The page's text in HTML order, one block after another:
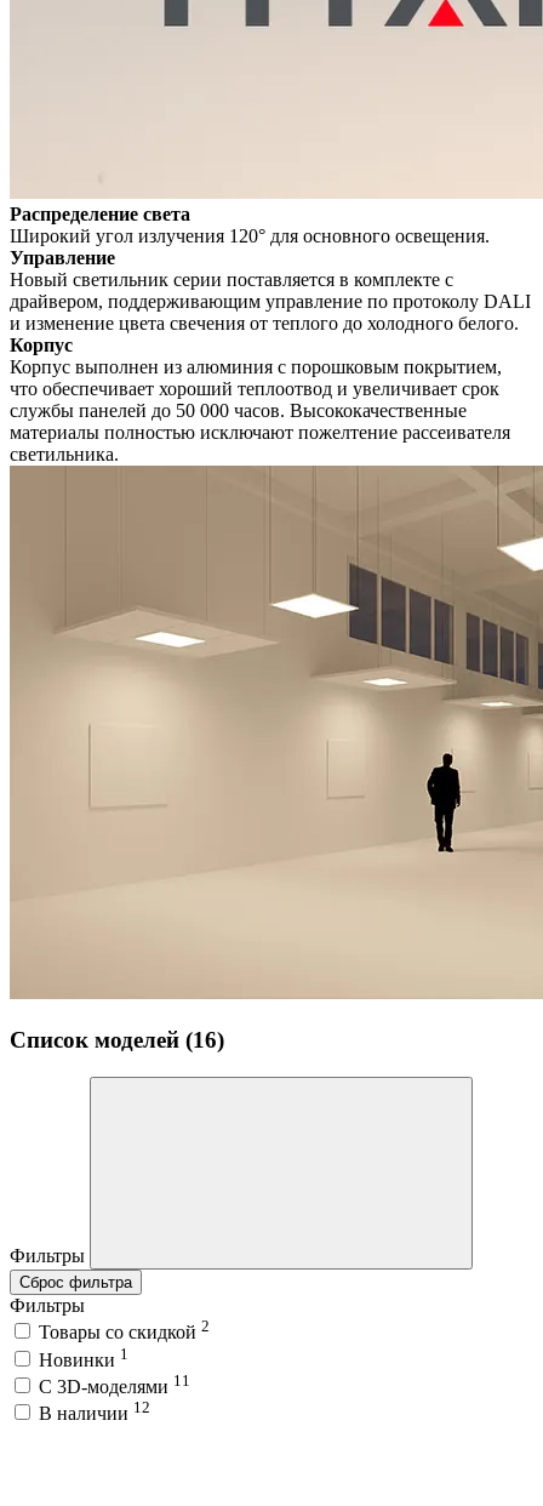
Распределение света
Широкий угол излучения 120° для основного освещения.
Управление
Новый светильник серии поставляется в комплекте с
драйвером, поддерживающим управление по протоколу DALI
и изменение цвета свечения от теплого до холодного белого.
Корпус
Корпус выполнен из алюминия с порошковым покрытием,
что обеспечивает хороший теплоотвод и увеличивает срок
службы панелей до 50 000 часов. Высококачественные
материалы полностью исключают пожелтение рассеивателя
светильника.
Список моделей (16)
Фильтры
Сброс фильтра
Фильтры
Товары со скидкой 2
Новинки 1
C 3D-моделями 11
В наличии 12